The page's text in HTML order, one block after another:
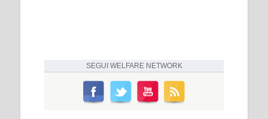
SEGUI WELFARE NETWORK